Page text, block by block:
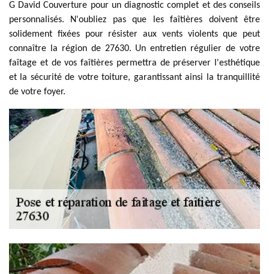
G David Couverture pour un diagnostic complet et des conseils
personnalisés. N'oubliez pas que les faîtières doivent être
solidement fixées pour résister aux vents violents que peut
connaître la région de 27630. Un entretien régulier de votre
faîtage et de vos faîtières permettra de préserver l'esthétique
et la sécurité de votre toiture, garantissant ainsi la tranquillité
de votre foyer.